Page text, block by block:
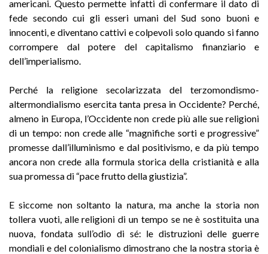
americani. Questo permette infatti di confermare il dato di
fede secondo cui gli esseri umani del Sud sono buoni e
innocenti, e diventano cattivi e colpevoli solo quando si fanno
corrompere dal potere del capitalismo finanziario e
dell’imperialismo.
Perché la religione secolarizzata del terzomondismo-
altermondialismo esercita tanta presa in Occidente? Perché,
almeno in Europa, l’Occidente non crede più alle sue religioni
di un tempo: non crede alle “magnifiche sorti e progressive”
promesse dall’illuminismo e dal positivismo, e da più tempo
ancora non crede alla formula storica della cristianità e alla
sua promessa di “pace frutto della giustizia”.
E siccome non soltanto la natura, ma anche la storia non
tollera vuoti, alle religioni di un tempo se ne è sostituita una
nuova, fondata sull’odio di sé: le distruzioni delle guerre
mondiali e del colonialismo dimostrano che la nostra storia è